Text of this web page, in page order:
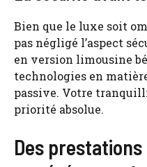
Bien que le luxe soit
pas négligé l’aspect
en version limousine
technologies en
passive. Votre
priorité absolue.
Des